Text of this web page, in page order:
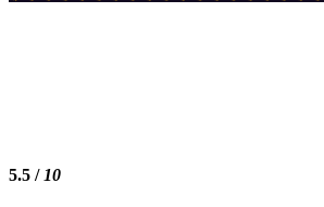
5.5 / 10